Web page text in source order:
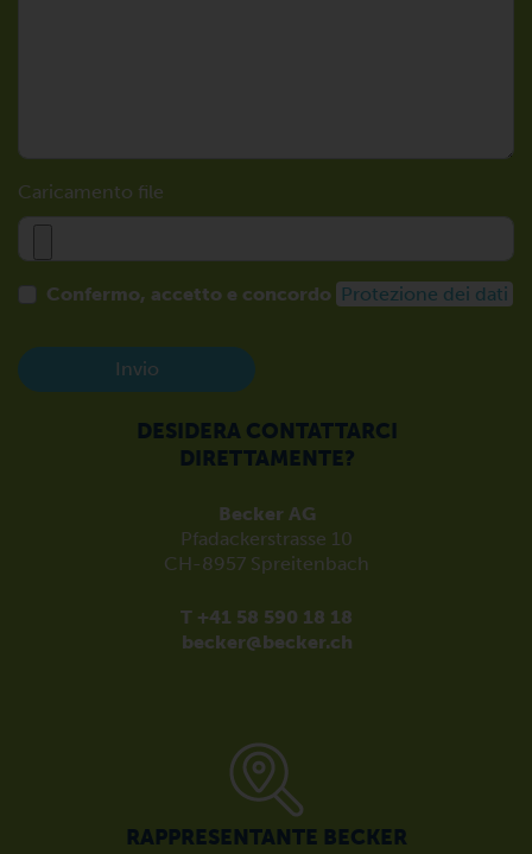
Caricamento file
Confermo, accetto e concordo Protezione dei dati
Invio
DESIDERA CONTATTARCI
DIRETTAMENTE?
Becker AG
Pfadackerstrasse 10
CH-8957 Spreitenbach
T +41 58 590 18 18
becker@becker.ch
RAPPRESENTANTE BECKER